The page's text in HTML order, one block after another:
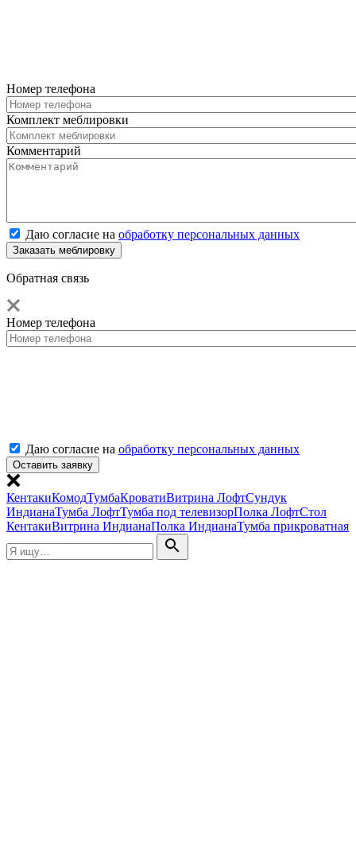
Номер телефона
Комплект меблировки
Комментарий
Даю согласие на обработку персональных данных
Обратная связь
Номер телефона
Даю согласие на обработку персональных данных
КентакиКомодТумбаКроватиВитрина ЛофтСундук
ИндианаТумба ЛофтТумба под телевизорПолка ЛофтСтол
КентакиВитрина ИндианаПолка ИндианаТумба прикроватная